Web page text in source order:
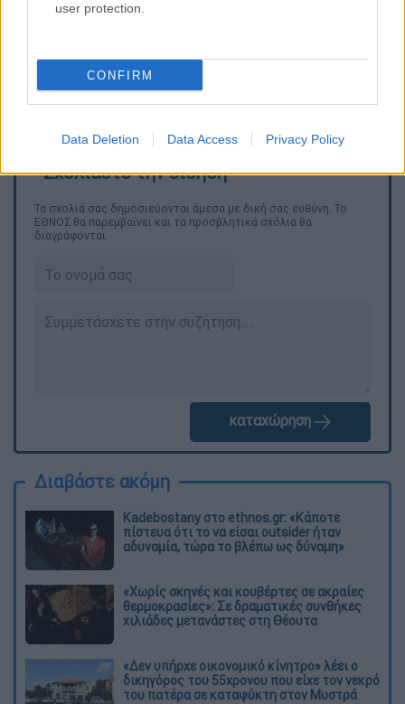
user protection.
CONFIRM
Data Deletion Data Access Privacy Policy
Τα σχολιά σας δημοσιεύονται άμεσα με δική σας ευθύνη. Το
ΕΘΝΟΣ θα παρεμβαίνει και τα προσβλητικά σχόλια θα
διαγράφονται
καταχώρηση
Διαβάστε ακόμη
Kadebostany στο ethnos.gr: «Κάποτε
πίστευα ότι το να είσαι outsider ήταν
αδυναμία, τώρα το βλέπω ως δύναμη»
«Χωρίς σκηνές και κουβέρτες σε ακραίες
θερμοκρασίες»: Σε δραματικές συνθήκες
χιλιάδες μετανάστες στη Θέουτα
«Δεν υπήρχε οικονομικό κίνητρο» λέει ο
δικηγόρος του 55χρονου που είχε τον νεκρό
του πατέρα σε καταψύκτη στον Μυστρά